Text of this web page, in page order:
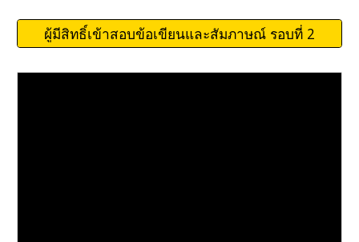
ผู้มีสิทธิ์เข้าสอบข้อเขียนและสัมภาษณ์ รอบที่ 2